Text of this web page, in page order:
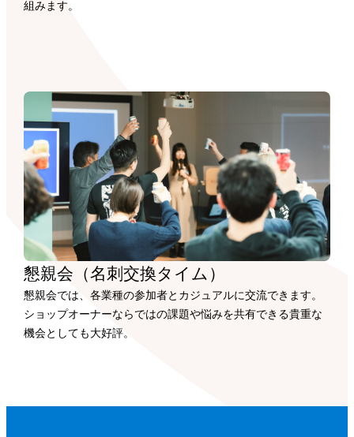
組みます。
懇親会（名刺交換タイム）
懇親会では、各業種の参加者とカジュアルに交流できます。
ショップオーナーならではの課題や悩みを共有できる貴重な
機会としても大好評。